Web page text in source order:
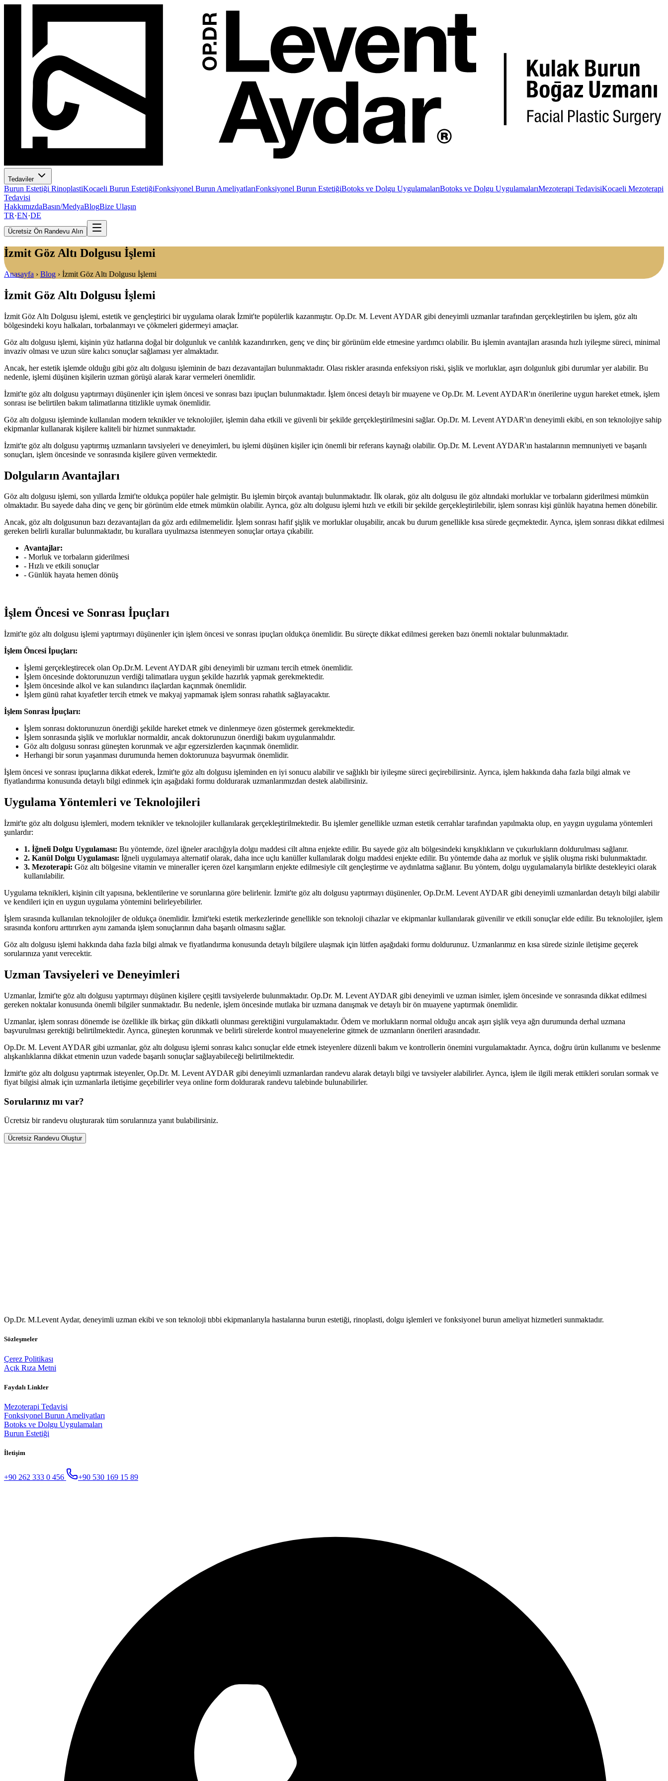
Tedaviler
Burun Estetiği RinoplastiKocaeli Burun EstetiğiFonksiyonel Burun AmeliyatlarıFonksiyonel Burun EstetiğiBotoks ve Dolgu UygulamalarıBotoks ve Dolgu UygulamalarıMezoterapi TedavisiKocaeli Mezoterapi
Tedavisi
HakkımızdaBasın/MedyaBlogBize Ulaşın
TR·EN·DE
Ücretsiz Ön Randevu Alın
İzmit Göz Altı Dolgusu İşlemi
Anasayfa › Blog › İzmit Göz Altı Dolgusu İşlemi
İzmit Göz Altı Dolgusu İşlemi
İzmit Göz Altı Dolgusu işlemi, estetik ve gençleştirici bir uygulama olarak İzmit'te popülerlik kazanmıştır. Op.Dr. M. Levent AYDAR gibi deneyimli uzmanlar tarafından gerçekleştirilen bu işlem, göz altı
bölgesindeki koyu halkaları, torbalanmayı ve çökmeleri gidermeyi amaçlar.
Göz altı dolgusu işlemi, kişinin yüz hatlarına doğal bir dolgunluk ve canlılık kazandırırken, genç ve dinç bir görünüm elde etmesine yardımcı olabilir. Bu işlemin avantajları arasında hızlı iyileşme süreci, minimal
invaziv olması ve uzun süre kalıcı sonuçlar sağlaması yer almaktadır.
Ancak, her estetik işlemde olduğu gibi göz altı dolgusu işleminin de bazı dezavantajları bulunmaktadır. Olası riskler arasında enfeksiyon riski, şişlik ve morluklar, aşırı dolgunluk gibi durumlar yer alabilir. Bu
nedenle, işlemi düşünen kişilerin uzman görüşü alarak karar vermeleri önemlidir.
İzmit'te göz altı dolgusu yaptırmayı düşünenler için işlem öncesi ve sonrası bazı ipuçları bulunmaktadır. İşlem öncesi detaylı bir muayene ve Op.Dr. M. Levent AYDAR'ın önerilerine uygun hareket etmek, işlem
sonrası ise belirtilen bakım talimatlarına titizlikle uymak önemlidir.
Göz altı dolgusu işleminde kullanılan modern teknikler ve teknolojiler, işlemin daha etkili ve güvenli bir şekilde gerçekleştirilmesini sağlar. Op.Dr. M. Levent AYDAR'ın deneyimli ekibi, en son teknolojiye sahip
ekipmanlar kullanarak kişilere kaliteli bir hizmet sunmaktadır.
İzmit'te göz altı dolgusu yaptırmış uzmanların tavsiyeleri ve deneyimleri, bu işlemi düşünen kişiler için önemli bir referans kaynağı olabilir. Op.Dr. M. Levent AYDAR'ın hastalarının memnuniyeti ve başarılı
sonuçları, işlem öncesinde ve sonrasında kişilere güven vermektedir.
Dolguların Avantajları
Göz altı dolgusu işlemi, son yıllarda İzmit'te oldukça popüler hale gelmiştir. Bu işlemin birçok avantajı bulunmaktadır. İlk olarak, göz altı dolgusu ile göz altındaki morluklar ve torbaların giderilmesi mümkün
olmaktadır. Bu sayede daha dinç ve genç bir görünüm elde etmek mümkün olabilir. Ayrıca, göz altı dolgusu işlemi hızlı ve etkili bir şekilde gerçekleştirilebilir, işlem sonrası kişi günlük hayatına hemen dönebilir.
Ancak, göz altı dolgusunun bazı dezavantajları da göz ardı edilmemelidir. İşlem sonrası hafif şişlik ve morluklar oluşabilir, ancak bu durum genellikle kısa sürede geçmektedir. Ayrıca, işlem sonrası dikkat edilmesi
gereken belirli kurallar bulunmaktadır, bu kurallara uyulmazsa istenmeyen sonuçlar ortaya çıkabilir.
Avantajlar:
- Morluk ve torbaların giderilmesi
- Hızlı ve etkili sonuçlar
- Günlük hayata hemen dönüş
İşlem Öncesi ve Sonrası İpuçları
İzmit'te göz altı dolgusu işlemi yaptırmayı düşünenler için işlem öncesi ve sonrası ipuçları oldukça önemlidir. Bu süreçte dikkat edilmesi gereken bazı önemli noktalar bulunmaktadır.
İşlem Öncesi İpuçları:
İşlemi gerçekleştirecek olan Op.Dr.M. Levent AYDAR gibi deneyimli bir uzmanı tercih etmek önemlidir.
İşlem öncesinde doktorunuzun verdiği talimatlara uygun şekilde hazırlık yapmak gerekmektedir.
İşlem öncesinde alkol ve kan sulandırıcı ilaçlardan kaçınmak önemlidir.
İşlem günü rahat kıyafetler tercih etmek ve makyaj yapmamak işlem sonrası rahatlık sağlayacaktır.
İşlem Sonrası İpuçları:
İşlem sonrası doktorunuzun önerdiği şekilde hareket etmek ve dinlenmeye özen göstermek gerekmektedir.
İşlem sonrasında şişlik ve morluklar normaldir, ancak doktorunuzun önerdiği bakım uygulanmalıdır.
Göz altı dolgusu sonrası güneşten korunmak ve ağır egzersizlerden kaçınmak önemlidir.
Herhangi bir sorun yaşanması durumunda hemen doktorunuza başvurmak önemlidir.
İşlem öncesi ve sonrası ipuçlarına dikkat ederek, İzmit'te göz altı dolgusu işleminden en iyi sonucu alabilir ve sağlıklı bir iyileşme süreci geçirebilirsiniz. Ayrıca, işlem hakkında daha fazla bilgi almak ve
fiyatlandırma konusunda detaylı bilgi edinmek için aşağıdaki formu doldurarak uzmanlarımızdan destek alabilirsiniz.
Uygulama Yöntemleri ve Teknolojileri
İzmit'te göz altı dolgusu işlemleri, modern teknikler ve teknolojiler kullanılarak gerçekleştirilmektedir. Bu işlemler genellikle uzman estetik cerrahlar tarafından yapılmakta olup, en yaygın uygulama yöntemleri
şunlardır:
1. İğneli Dolgu Uygulaması: Bu yöntemde, özel iğneler aracılığıyla dolgu maddesi cilt altına enjekte edilir. Bu sayede göz altı bölgesindeki kırışıklıkların ve çukurlukların doldurulması sağlanır.
2. Kanül Dolgu Uygulaması: İğneli uygulamaya alternatif olarak, daha ince uçlu kanüller kullanılarak dolgu maddesi enjekte edilir. Bu yöntemde daha az morluk ve şişlik oluşma riski bulunmaktadır.
3. Mezoterapi: Göz altı bölgesine vitamin ve mineraller içeren özel karışımların enjekte edilmesiyle cilt gençleştirme ve aydınlatma sağlanır. Bu yöntem, dolgu uygulamalarıyla birlikte destekleyici olarak
kullanılabilir.
Uygulama teknikleri, kişinin cilt yapısına, beklentilerine ve sorunlarına göre belirlenir. İzmit'te göz altı dolgusu yaptırmayı düşünenler, Op.Dr.M. Levent AYDAR gibi deneyimli uzmanlardan detaylı bilgi alabilir
ve kendileri için en uygun uygulama yöntemini belirleyebilirler.
İşlem sırasında kullanılan teknolojiler de oldukça önemlidir. İzmit'teki estetik merkezlerinde genellikle son teknoloji cihazlar ve ekipmanlar kullanılarak güvenilir ve etkili sonuçlar elde edilir. Bu teknolojiler, işlem
sırasında konforu arttırırken aynı zamanda işlem sonuçlarının daha başarılı olmasını sağlar.
Göz altı dolgusu işlemi hakkında daha fazla bilgi almak ve fiyatlandırma konusunda detaylı bilgilere ulaşmak için lütfen aşağıdaki formu doldurunuz. Uzmanlarımız en kısa sürede sizinle iletişime geçerek
sorularınıza yanıt verecektir.
Uzman Tavsiyeleri ve Deneyimleri
Uzmanlar, İzmit'te göz altı dolgusu yaptırmayı düşünen kişilere çeşitli tavsiyelerde bulunmaktadır. Op.Dr. M. Levent AYDAR gibi deneyimli ve uzman isimler, işlem öncesinde ve sonrasında dikkat edilmesi
gereken noktalar konusunda önemli bilgiler sunmaktadır. Bu nedenle, işlem öncesinde mutlaka bir uzmana danışmak ve detaylı bir ön muayene yaptırmak önemlidir.
Uzmanlar, işlem sonrası dönemde ise özellikle ilk birkaç gün dikkatli olunması gerektiğini vurgulamaktadır. Ödem ve morlukların normal olduğu ancak aşırı şişlik veya ağrı durumunda derhal uzmana
başvurulması gerektiği belirtilmektedir. Ayrıca, güneşten korunmak ve belirli sürelerde kontrol muayenelerine gitmek de uzmanların önerileri arasındadır.
Op.Dr. M. Levent AYDAR gibi uzmanlar, göz altı dolgusu işlemi sonrası kalıcı sonuçlar elde etmek isteyenlere düzenli bakım ve kontrollerin önemini vurgulamaktadır. Ayrıca, doğru ürün kullanımı ve beslenme
alışkanlıklarına dikkat etmenin uzun vadede başarılı sonuçlar sağlayabileceği belirtilmektedir.
İzmit'te göz altı dolgusu yaptırmak isteyenler, Op.Dr. M. Levent AYDAR gibi deneyimli uzmanlardan randevu alarak detaylı bilgi ve tavsiyeler alabilirler. Ayrıca, işlem ile ilgili merak ettikleri soruları sormak ve
fiyat bilgisi almak için uzmanlarla iletişime geçebilirler veya online form doldurarak randevu talebinde bulunabilirler.
Sorularınız mı var?
Ücretsiz bir randevu oluşturarak tüm sorularınıza yanıt bulabilirsiniz.
Ücretsiz Randevu Oluştur
Op.Dr. M.Levent Aydar, deneyimli uzman ekibi ve son teknoloji tıbbi ekipmanlarıyla hastalarına burun estetiği, rinoplasti, dolgu işlemleri ve fonksiyonel burun ameliyat hizmetleri sunmaktadır.
Sözleşmeler
Çerez Politikası
Açık Rıza Metni
Faydalı Linkler
Mezoterapi Tedavisi
Fonksiyonel Burun Ameliyatları
Botoks ve Dolgu Uygulamaları
Burun Estetiği
İletişim
+90 262 333 0 456 +90 530 169 15 89